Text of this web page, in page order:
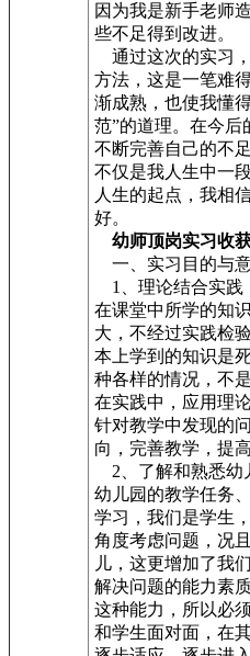
因为我是新手老师
些不足得到改进。
通过这次的实习
方法，这是一笔难
渐成熟，也使我懂
范”的道理。在今后
不断完善自己的不
不仅是我人生中一
人生的起点，我相
好。
幼师顶岗实习收
一、实习目的与
1、理论结合实践
在课堂中所学的知
大，不经过实践检
本上学到的知识是
种各样的情况，不
在实践中，应用理
针对教学中发现的
向，完善教学，提
2、了解和熟悉幼
幼儿园的教学任务
学习，我们是学生
角度考虑问题，况
儿，这更增加了我
解决问题的能力素
这种能力，所以必
和学生面对面，在